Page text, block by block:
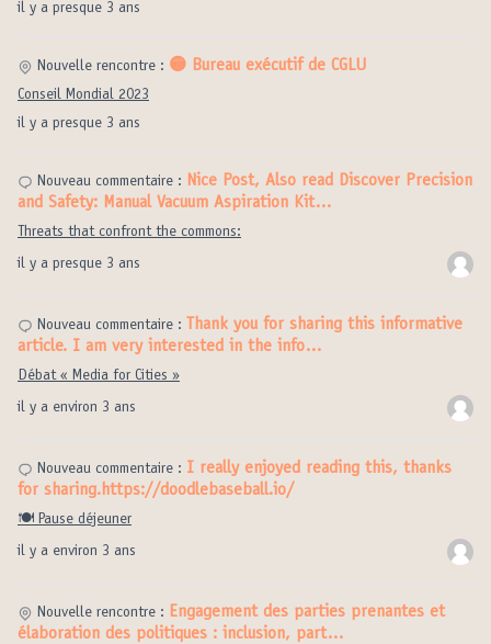
il y a presque 3 ans
il y a presque 3 ans
Nouvelle rencontre : 🟡 Bureau exécutif de CGLU
Conseil Mondial 2023
il y a presque 3 ans
Nouveau commentaire : Nice Post, Also read Discover Precision
and Safety: Manual Vacuum Aspiration Kit…
Threats that confront the commons:
il y a environ 3 ans
Nouveau commentaire :
Thank you for sharing this informative
article. I am very interested in the info…
Débat « Media for Cities »
il y a environ 3 ans
Nouveau commentaire : I really enjoyed reading this, thanks
for sharing.https://doodlebaseball.io/
🍽️ Pause déjeuner
Nouvelle rencontre : Engagement des parties prenantes et
élaboration des politiques : inclusion, part…